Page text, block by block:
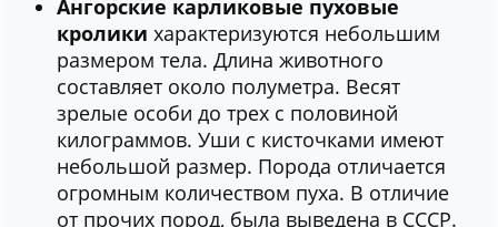
Ангорские карликовые пуховые
кролики характеризуются небольшим
размером тела. Длина животного
составляет около полуметра. Весят
зрелые особи до трех с половиной
килограммов. Уши с кисточками имеют
небольшой размер. Порода отличается
огромным количеством пуха. В отличие
от прочих пород, была выведена в СССР.